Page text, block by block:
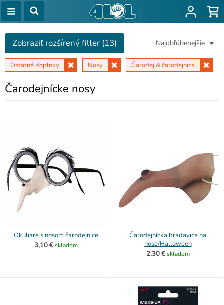
Najobľúbenejšie
Zobraziť rozšírený filter (13)
Ostatné doplnky Nosy Čarodej & čarodejnica
Čarodejnícke nosy
Okuliare s nosom čarodejnice
3,10 € skladom
Čarodejnícka bradavica na
nose/Halloween
2,30 € skladom